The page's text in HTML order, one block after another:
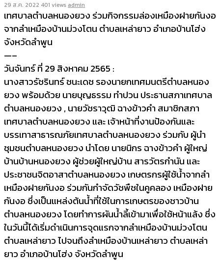
29 ส.ค. 2022 401 views admin
เทศบาลตำบลหนองยวง ร่วมกิจกรรมล่องเหมืองฝายกันงอ
จากลำเหมืองบ้านม่วงโตน ตำบลเหล่ายาว อำเภอบ้านโฮ่ง
จังหวัดลำพูน
—–
วันจันทร์ ที่ 29 สิงหาคม 2565 :
นางสาวรัชรินทร์ ชนะเดช รองนายกเทศมนตรีตำบลหนอง
ยวง พร้อมด้วย นายบุญธรรม ทำปวน ประธานสภาเทศบาล
ตำบลหนองยวง , นายวัชราวุฒิ ฉางข้าวคำ สมาชิกสภา
เทศบาลตำบลหนองยวง และ เจ้าหน้าที่งานป้องกันและ
บรรเทาสาธารณภัยเทศบาลตำบลหนองยวง ร่วมกับ ผู้นำ
ชุมชนตำบลหนองยวง นำโดย นายนิกร ฉางข้าวคำ ผู้ใหญ่
บ้านบ้านหนองยวง ผู้ช่วยผู้ใหญ่บ้าน สารวัตรกำนัน และ
ประชาชนจิตอาสาตำบลหนองยวง เกษตรกรผู้ใช้น้ำจากลำ
เหมืองฝายกันงอ ร่วมกันกำจัดวัชพืชในคูคลอง เหมืองฝาย
กันงอ ซึ่งเป็นแหล่งต้นน้ำที่ใช้ในการเกษตรของชาวบ้าน
ตำบลหนองยวง โดยทำการผันน้ำลี้เข้ามาเพื่อใช้หน้าแล้ง ซึ่ง
ในวันนี้ได้เริ่มดำเนินการจุดแรกจากลำเหมืองบ้านม่วงโตน
ตำบลเหล่ายาว ไปจนถึงลำเหมืองบ้านเหล่ายาว ตำบลเหล่า
ยาว อำเภอบ้านโฮ่ง จังหวัดลำพูน